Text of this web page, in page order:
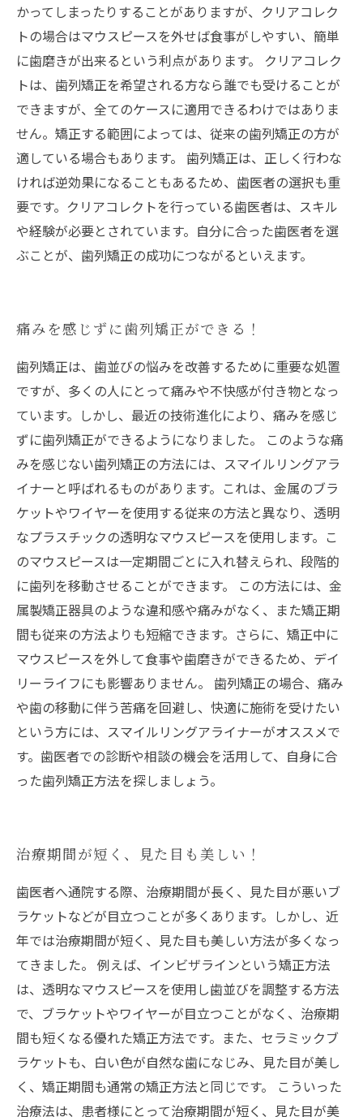
かってしまったりすることがありますが、クリアコレク
トの場合はマウスピースを外せば食事がしやすい、簡単
に歯磨きが出来るという利点があります。 クリアコレク
トは、歯列矯正を希望される方なら誰でも受けることが
できますが、全てのケースに適用できるわけではありま
せん。矯正する範囲によっては、従来の歯列矯正の方が
適している場合もあります。 歯列矯正は、正しく行わな
ければ逆効果になることもあるため、歯医者の選択も重
要です。クリアコレクトを行っている歯医者は、スキル
や経験が必要とされています。自分に合った歯医者を選
ぶことが、歯列矯正の成功につながるといえます。
痛みを感じずに歯列矯正ができる！
歯列矯正は、歯並びの悩みを改善するために重要な処置
ですが、多くの人にとって痛みや不快感が付き物となっ
ています。しかし、最近の技術進化により、痛みを感じ
ずに歯列矯正ができるようになりました。 このような痛
みを感じない歯列矯正の方法には、スマイルリングアラ
イナーと呼ばれるものがあります。これは、金属のブラ
ケットやワイヤーを使用する従来の方法と異なり、透明
なプラスチックの透明なマウスピースを使用します。こ
のマウスピースは一定期間ごとに入れ替えられ、段階的
に歯列を移動させることができます。 この方法には、金
属製矯正器具のような違和感や痛みがなく、また矯正期
間も従来の方法よりも短縮できます。さらに、矯正中に
マウスピースを外して食事や歯磨きができるため、デイ
リーライフにも影響ありません。 歯列矯正の場合、痛み
や歯の移動に伴う苦痛を回避し、快適に施術を受けたい
という方には、スマイルリングアライナーがオススメで
す。歯医者での診断や相談の機会を活用して、自身に合
った歯列矯正方法を探しましょう。
治療期間が短く、見た目も美しい！
歯医者へ通院する際、治療期間が長く、見た目が悪いブ
ラケットなどが目立つことが多くあります。しかし、近
年では治療期間が短く、見た目も美しい方法が多くなっ
てきました。 例えば、インビザラインという矯正方法
は、透明なマウスピースを使用し歯並びを調整する方法
で、ブラケットやワイヤーが目立つことがなく、治療期
間も短くなる優れた矯正方法です。また、セラミックブ
ラケットも、白い色が自然な歯になじみ、見た目が美し
く、矯正期間も通常の矯正方法と同じです。 こういった
治療法は、患者様にとって治療期間が短く、見た目が美